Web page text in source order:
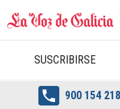
SUSCRIBIRSE
 900 154 218